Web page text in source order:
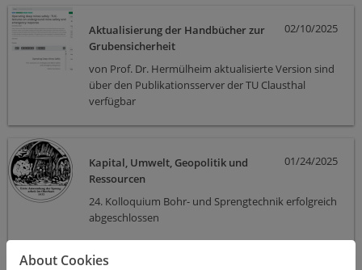
TUBS zu überprüfen.
02/10/2025
Aktualisierung der Handbücher zur
Grubensicherheit
von Prof. Dr. Hermülheim aktualisierte Version sind
über den Publikationsserver der TU Clausthal
verfügbar
01/24/2025
Kapital, Umwelt, Geopolitik und
Ressourcen
24. Kolloquium Bohr- und Sprengtechnik erfolgreich
abgeschlossen
About Cookies